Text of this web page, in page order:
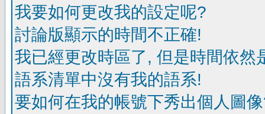
我要如何更改我的設定呢?
討論版顯示的時間不正確!
我已經更改時區了, 但是時間依然
語系清單中沒有我的語系!
要如何在我的帳號下秀出個人圖